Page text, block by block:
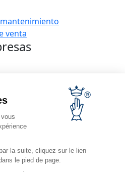
la suite, cliquez sur le lien
le pied de page.
venta